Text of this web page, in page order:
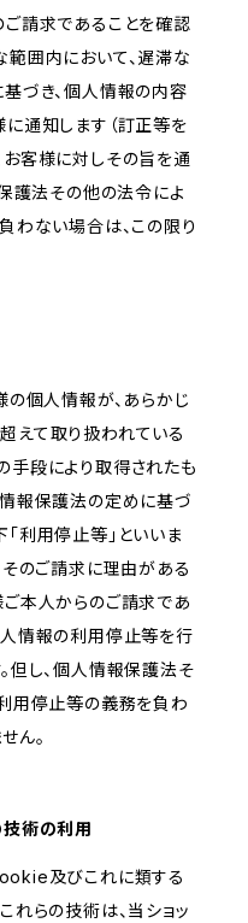
請求であることを確認
囲内において、遅滞な
づき、個人情報の内容
通知します（訂正等を
客様に対しその旨を通
保護法その他の法令によ
わない場合は、この限り
の個人情報が、あらかじ
えて取り扱われている
手段により取得されたも
報保護法の定めに基づ
利用停止等」といいま
そのご請求に理由がある
本人からのご請求であ
人情報の利用停止等を行
但し、個人情報保護法そ
用停止等の義務を負わ
ん。
技術の利用
及びこれに類する
れらの技術は、当ショッ